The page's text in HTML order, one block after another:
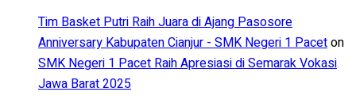
Tim Basket Putri Raih Juara di Ajang Pasosore
Anniversary Kabupaten Cianjur - SMK Negeri 1 Paceton
SMK Negeri 1 Pacet Raih Apresiasi di Semarak Vokasi
Jawa Barat 2025